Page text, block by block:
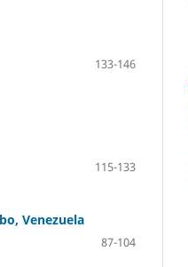
133-146
115-133
Venezuela
87-104